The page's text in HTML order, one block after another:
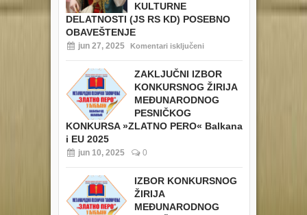
KULTURNE
DELATNOSTI (JS RS KD) POSEBNO
OBAVEŠTENJE
jun 27, 2025 Komentari isključeni
ZAKLJUČNI IZBOR
KONKURSNOG ŽIRIJA
MEĐUNARODNOG
PESNIČKOG
KONKURSA »ZLATNO PERO« Balkana
i EU 2025
jun 10, 2025 0
IZBOR KONKURSNOG
ŽIRIJA
MEĐUNARODNOG